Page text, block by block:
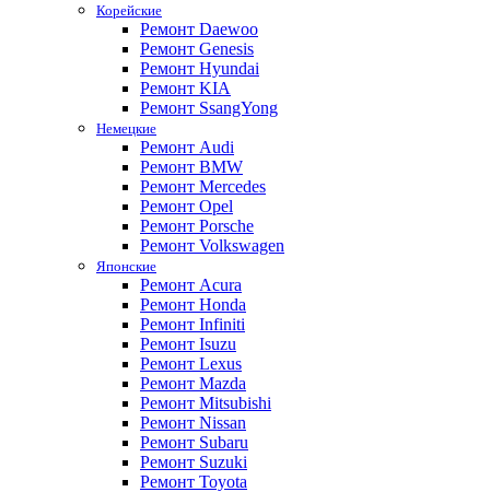
Корейские
Ремонт Daewoo
Ремонт Genesis
Ремонт Hyundai
Ремонт KIA
Ремонт SsangYong
Немецкие
Ремонт Audi
Ремонт BMW
Ремонт Mercedes
Ремонт Opel
Ремонт Porsche
Ремонт Volkswagen
Японские
Ремонт Acura
Ремонт Honda
Ремонт Infiniti
Ремонт Isuzu
Ремонт Lexus
Ремонт Mazda
Ремонт Mitsubishi
Ремонт Nissan
Ремонт Subaru
Ремонт Suzuki
Ремонт Toyota